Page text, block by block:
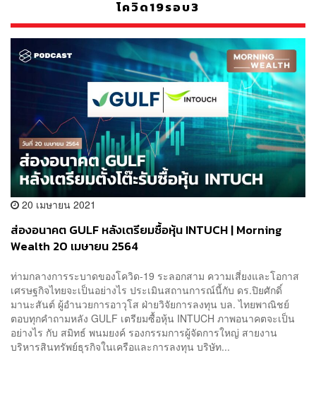
โควิด19รอบ3
20 เมษายน 2021
ส่องอนาคต GULF หลังเตรียมซื้อหุ้น INTUCH | Morning
Wealth 20 เมษายน 2564
ท่ามกลางการระบาดของโควิด-19 ระลอกสาม ความเสี่ยงและโอกาส
เศรษฐกิจไทยจะเป็นอย่างไร ประเมินสถานการณ์นี้กับ ดร.ปิยศักดิ์
มานะสันต์ ผู้อำนวยการอาวุโส ฝ่ายวิจัยการลงทุน บล. ไทยพาณิชย์
ตอบทุกคำถามหลัง GULF เตรียมซื้อหุ้น INTUCH ภาพอนาคตจะเป็น
อย่างไร กับ สมิทธ์ พนมยงค์ รองกรรมการผู้จัดการใหญ่ สายงาน
บริหารสินทรัพย์ธุรกิจในเครือและการลงทุน บริษัท...